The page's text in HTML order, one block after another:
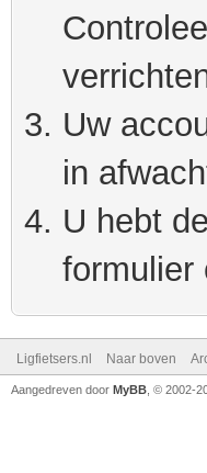
Uw
in
U hebt
formulier
Ligfietsers.nl Naar boven
Aangedreven door MyBB , © 2002-